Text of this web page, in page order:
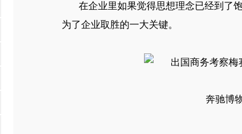
在企业里如果觉得思想理念已经到了
为了企业取胜的一大关键。
奔驰博